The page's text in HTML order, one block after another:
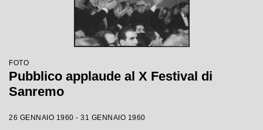
FOTO
Pubblico applaude al X Festival di
Sanremo
26 GENNAIO 1960 - 31 GENNAIO 1960